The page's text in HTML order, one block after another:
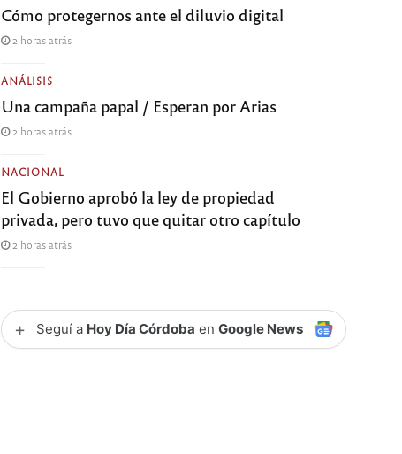
Cómo protegernos ante el diluvio digital
2 horas atrás
ANÁLISIS
Una campaña papal / Esperan por Arias
2 horas atrás
NACIONAL
El Gobierno aprobó la ley de propiedad
privada, pero tuvo que quitar otro capítulo
2 horas atrás
+ Seguí a Hoy Día Córdoba enGoogle News